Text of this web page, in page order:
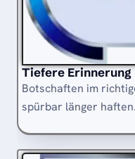
Tiefere Erinnerung
Botschaften im
spürbar länger haften.